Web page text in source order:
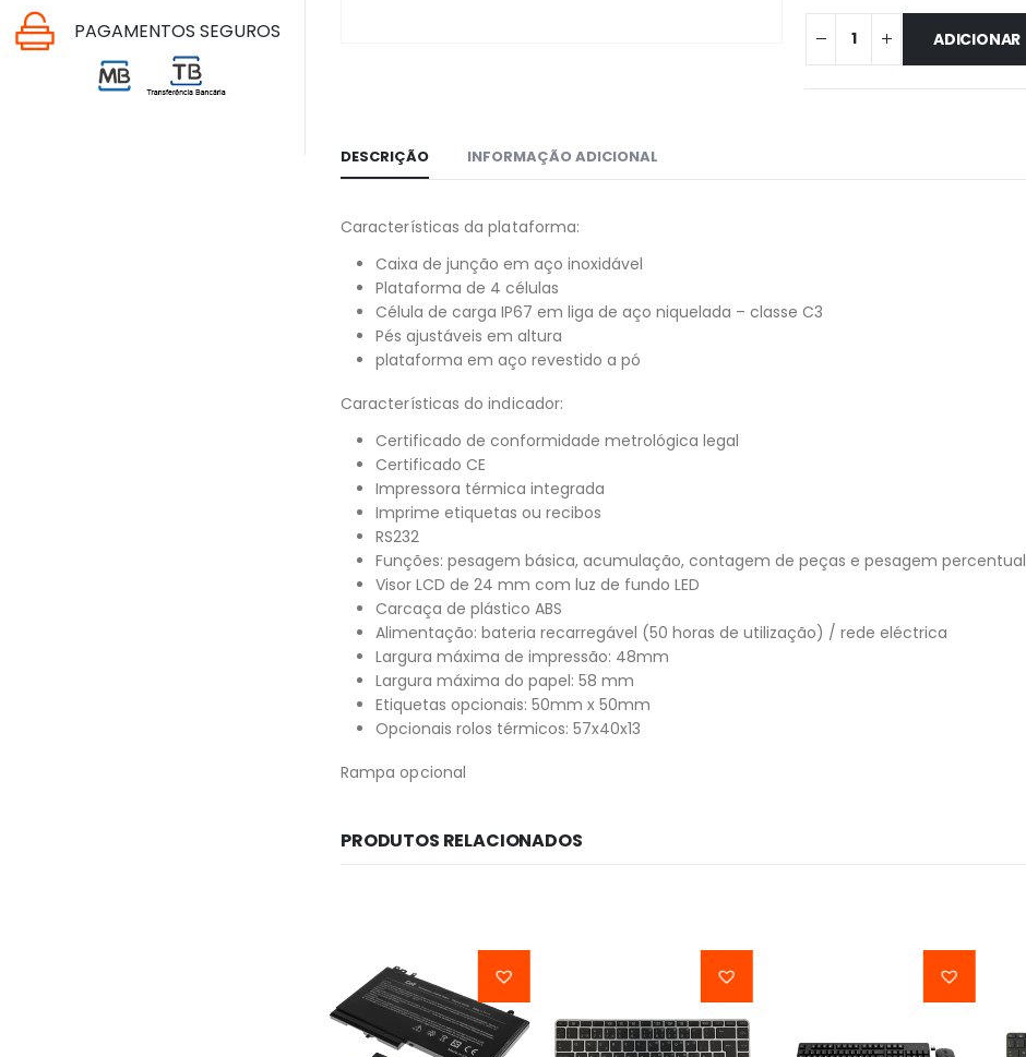
ADICIONAR
DESCRIÇÃO INFORMAÇÃO ADICIONAL
Características da plataforma:
Caixa de junção em aço inoxidável
Plataforma de 4 células
Célula de carga IP67 em liga de aço niquelada – classe C3
Pés ajustáveis em altura
plataforma em aço revestido a pó
Características do indicador:
Certificado de conformidade metrológica legal
Certificado CE
Impressora térmica integrada
Imprime etiquetas ou recibos
RS232
Funções: pesagem básica, acumulação, contagem de peças e pesagem percentual
Visor LCD de 24 mm com luz de fundo LED
Carcaça de plástico ABS
Alimentação: bateria recarregável (50 horas de utilização) / rede eléctrica
Largura máxima de impressão: 48mm
Largura máxima do papel: 58 mm
Etiquetas opcionais: 50mm x 50mm
Opcionais rolos térmicos: 57x40x13
Rampa opcional
PRODUTOS RELACIONADOS
PAGAMENTOS SEGUROS